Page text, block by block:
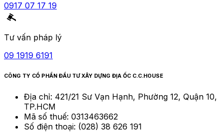
0917 07 17 19
Tư vấn pháp lý
09 1919 6191
CÔNG TY CỔ PHẦN ĐẦU TƯ XÂY DỰNG ĐỊA ỐC C.C.HOUSE
Địa chỉ: 421/21 Sư Vạn Hạnh, Phường 12, Quận 10,
TP.HCM
Mã số thuế: 0313463662
Số điện thoại: (028) 38 626 191